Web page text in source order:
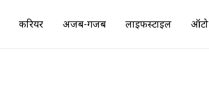
करियर अजब-गजब लाइफस्टाइल ऑटो